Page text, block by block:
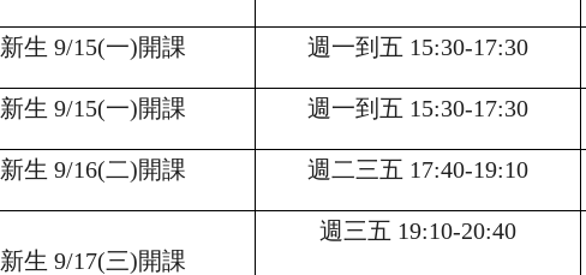
新生 9/15(一)開課 週一到五 15:30-17:30
新生 9/15(一)開課 週一到五 15:30-17:30
新生 9/16(二)開課 週二三五 17:40-19:10
新生 9/17(三)開課
週三五 19:10-20:40